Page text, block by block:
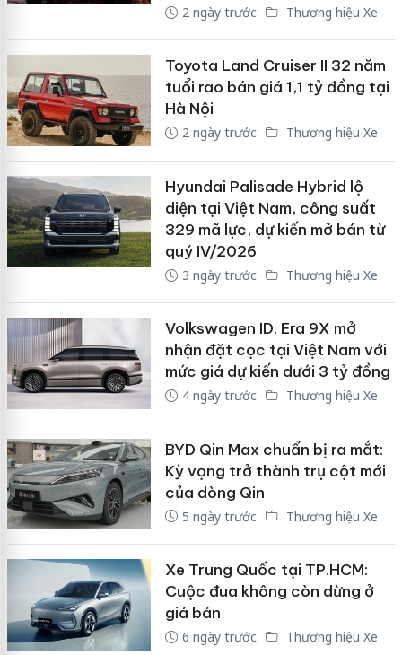
2 ngày trước Thương hiệu Xe
Toyota Land Cruiser II 32 năm
tuổi rao bán giá 1,1 tỷ đồng tại
Hà Nội
2 ngày trước Thương hiệu Xe
Hyundai Palisade Hybrid lộ
diện tại Việt Nam, công suất
329 mã lực, dự kiến mở bán từ
quý IV/2026
3 ngày trước Thương hiệu Xe
Volkswagen ID. Era 9X mở
nhận đặt cọc tại Việt Nam với
mức giá dự kiến dưới 3 tỷ đồng
4 ngày trước Thương hiệu Xe
BYD Qin Max chuẩn bị ra mắt:
Kỳ vọng trở thành trụ cột mới
của dòng Qin
5 ngày trước Thương hiệu Xe
Xe Trung Quốc tại TP.HCM:
Cuộc đua không còn dừng ở
giá bán
6 ngày trước Thương hiệu Xe